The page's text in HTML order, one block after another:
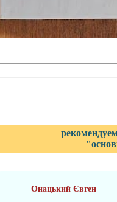
Онацький Євген